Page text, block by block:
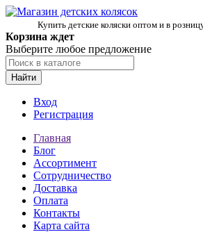
Купить детские коляски оптом и в
Корзина ждет
Выберите любое предложение
Найти
Вход
Регистрация
Главная
Блог
Ассортимент
Сотрудничество
Доставка
Оплата
Контакты
Карта сайта